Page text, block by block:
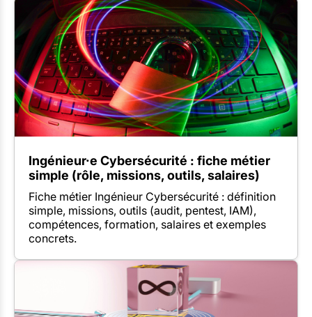
Ingénieur·e Cybersécurité : fiche métier
simple (rôle, missions, outils, salaires)
Fiche métier Ingénieur Cybersécurité : définition
simple, missions, outils (audit, pentest, IAM),
compétences, formation, salaires et exemples
concrets.